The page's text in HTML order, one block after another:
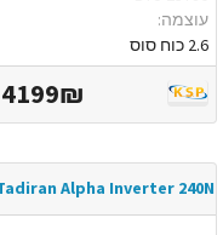
עוצמה:
2.6 כוח סוס
4199₪
Alpha Inverter 240N